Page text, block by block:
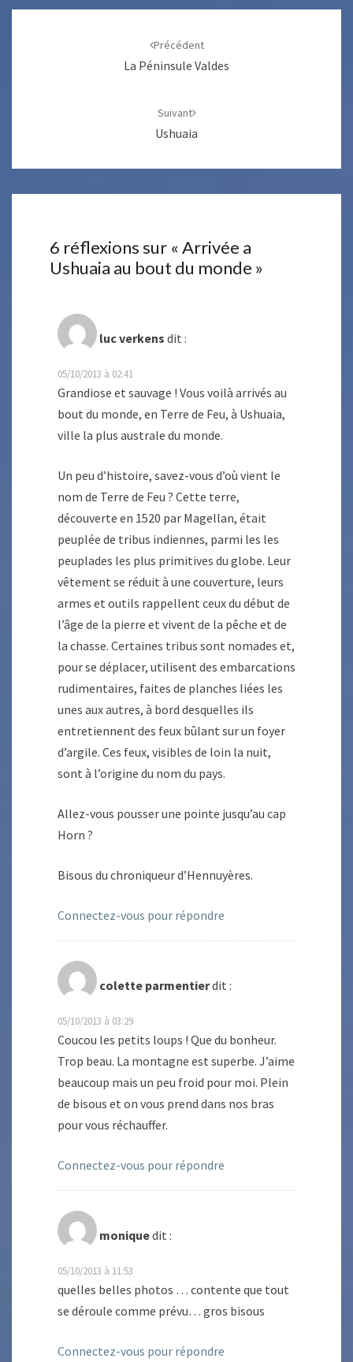
Précédent
La Péninsule Valdes
Suivant
Ushuaia
6 réflexions sur « Arrivée a
Ushuaia au bout du monde »
luc verkens dit :
05/10/2013 à 02:41
Grandiose et sauvage ! Vous voilà arrivés au
bout du monde, en Terre de Feu, à Ushuaia,
ville la plus australe du monde.
Un peu d’histoire, savez-vous d’où vient le
nom de Terre de Feu ? Cette terre,
découverte en 1520 par Magellan, était
peuplée de tribus indiennes, parmi les les
peuplades les plus primitives du globe. Leur
vêtement se réduit à une couverture, leurs
armes et outils rappellent ceux du début de
l’âge de la pierre et vivent de la pêche et de
la chasse. Certaines tribus sont nomades et,
pour se déplacer, utilisent des embarcations
rudimentaires, faites de planches liées les
unes aux autres, à bord desquelles ils
entretiennent des feux bûlant sur un foyer
d’argile. Ces feux, visibles de loin la nuit,
sont à l’origine du nom du pays.
Allez-vous pousser une pointe jusqu’au cap
Horn ?
Bisous du chroniqueur d’Hennuyères.
Connectez-vous pour répondre
colette parmentierdit :
05/10/2013 à 03:29
Coucou les petits loups ! Que du bonheur.
Trop beau. La montagne est superbe. J’aime
beaucoup mais un peu froid pour moi. Plein
de bisous et on vous prend dans nos bras
pour vous réchauffer.
Connectez-vous pour répondre
moniquedit :
05/10/2013 à 11:53
quelles belles photos … contente que tout
se déroule comme prévu… gros bisous
Connectez-vous pour répondre